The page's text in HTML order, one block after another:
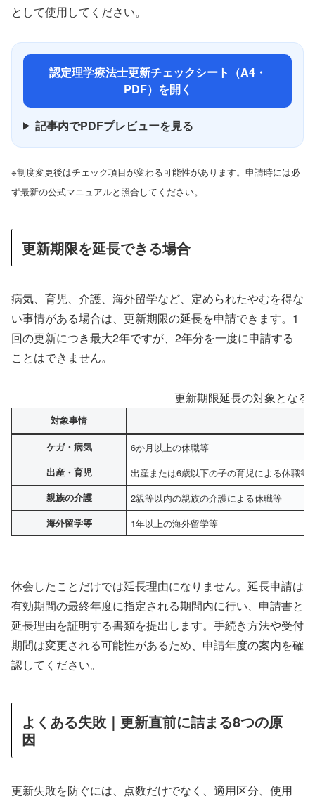
として使用してください。
認定理学療法士更新チェックシート（A4・
PDF）を開く
記事内でPDFプレビューを見る
※制度変更後はチェック項目が変わる可能性があります。申請時には必
ず最新の公式マニュアルと照合してください。
更新期限を延長できる場合
病気、育児、介護、海外留学など、定められたやむを得な
い事情がある場合は、更新期限の延長を申請できます。1
回の更新につき最大2年ですが、2年分を一度に申請する
ことはできません。
更新期限延長の対象となる
対象事情
ケガ・病気 6か月以上の休職等
出産・育児 出産または6歳以下の子の育児による休職等
親族の介護 2親等以内の親族の介護による休職等
海外留学等 1年以上の海外留学等
休会したことだけでは延長理由になりません。延長申請は
有効期間の最終年度に指定される期間内に行い、申請書と
延長理由を証明する書類を提出します。手続き方法や受付
期間は変更される可能性があるため、申請年度の案内を確
認してください。
よくある失敗｜更新直前に詰まる8つの原
因
更新失敗を防ぐには、点数だけでなく、適用区分、使用